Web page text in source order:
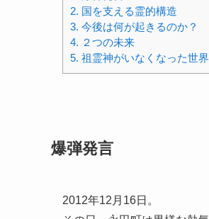
2. 国を支える霊的構造
3. 今後は何が起きるのか？
4. ２つの未来
5. 祖霊神がいなくなった世
爆弾発言
2012年12月16日。